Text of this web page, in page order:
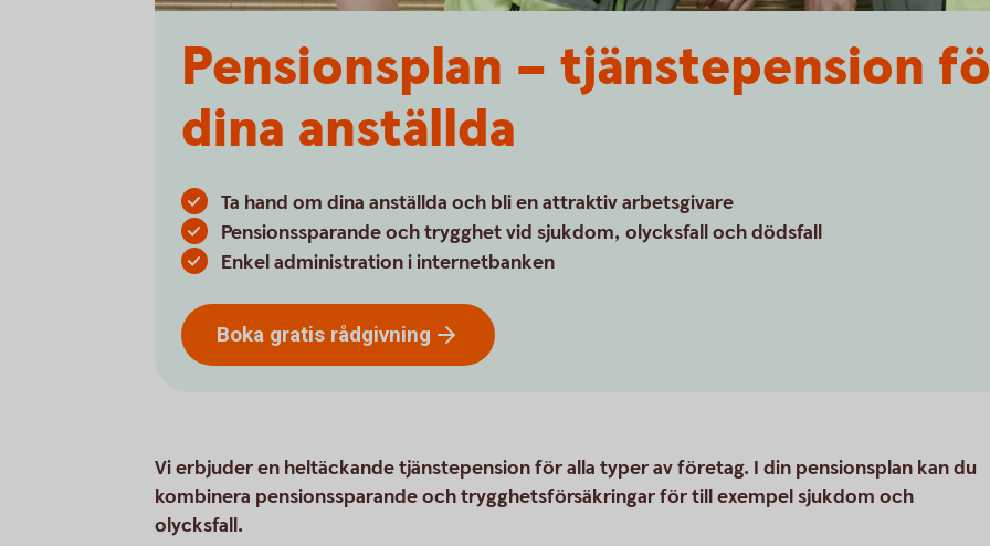
Pensionsplan – tjänstepension
dina anställda
Ta hand om dina anställda och bli en attraktiv arbetsgivare
Pensionssparande och trygghet vid sjukdom, olycksfall och dödsfall
Enkel administration i internetbanken
Boka gratis rådgivning
Vi erbjuder en heltäckande tjänstepension för alla typer av företag. I din pensionsplan kan du
kombinera pensionssparande och trygghetsförsäkringar för till exempel sjukdom och
olycksfall.